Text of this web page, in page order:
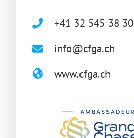
+41 32 545 38 30
info@cfga.ch
www.cfga.ch